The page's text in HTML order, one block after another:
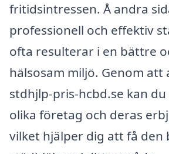
fritidsintressen. Å andra
professionell och effektiv
ofta resulterar i en bättre
hälsosam miljö. Genom att
stdhjlp-pris-hcbd.se kan
olika företag och deras
vilket hjälper dig att få den